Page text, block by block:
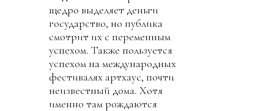
щедро выделяет деньги
государство, но публика
смотрит их с переменным
успехом. Также пользуется
успехом на международных
фестивалях артхаус, почти
неизвестный дома. Хотя
именно там рождаются